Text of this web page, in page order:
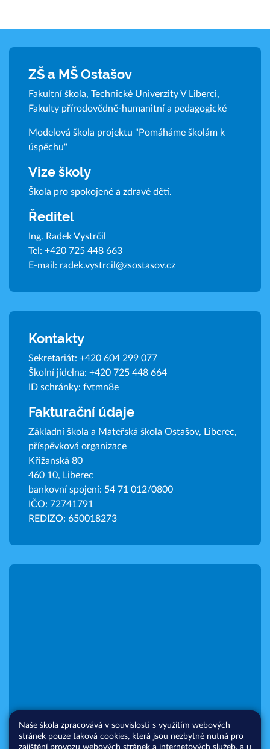
ZŠ a MŠ Ostašov
Fakultní škola, Technické Univerzity V Liberci,
Fakulty přírodovědně-humanitní a pedagogické
Modelová škola projektu "Pomáháme školám k
úspěchu"
Vize školy
Škola pro spokojené a zdravé děti.
Ředitel
Ing. Radek Vystrčil
Tel: +420 725 448 663
E-mail: radek.vystrcil@zsostasov.cz
Kontakty
Sekretariát: +420 604 299 077
Školní jídelna: +420 725 448 664
ID schránky: fvtmn8e
Fakturační údaje
Základní škola a Mateřská škola Ostašov, Liberec,
příspěvková organizace
Křižanská 80
460 10, Liberec
bankovní spojení: 54 71 012/0800
IČO: 72741791
REDIZO: 650018273
Naše škola zpracovává v souvislosti s využitím webových
stránek pouze taková cookies, která jsou nezbytně nutná pro
zajištění provozu webových stránek a internetových služeb, a u